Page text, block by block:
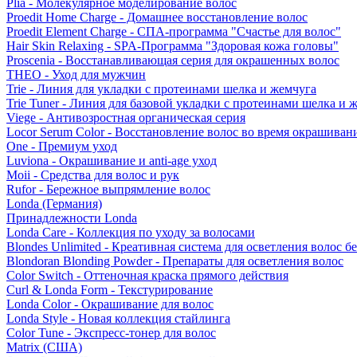
Plia - Молекулярное моделирование волос
Proedit Home Charge - Домашнее восстановление волос
Proedit Element Charge - СПА-программа "Счастье для волос"
Hair Skin Relaxing - SPA-Программа "Здоровая кожа головы"
Proscenia - Восстанавливающая серия для окрашенных волос
THEO - Уход для мужчин
Trie - Линия для укладки с протеинами шелка и жемчуга
Trie Tuner - Линия для базовой укладки с протеинами шелка и
Viege - Антивозростная органическая серия
Locor Serum Color - Восстановление волос во время
One - Премиум уход
Luviona - Окрашивание и anti-age уход
Moii - Средства для волос и рук
Rufor - Бережное выпрямление волос
Londa (Германия)
Принадлежности Londa
Londa Care - Коллекция по уходу за волосами
Blondes Unlimited - Креативная система для осветления волос
Blondoran Blonding Powder - Препараты для осветления волос
Color Switch - Оттеночная краска прямого действия
Curl & Londa Form - Текстурирование
Londa Color - Окрашивание для волос
Londa Style - Новая коллекция стайлинга
Color Tune - Экспресс-тонер для волос
Matrix (США)